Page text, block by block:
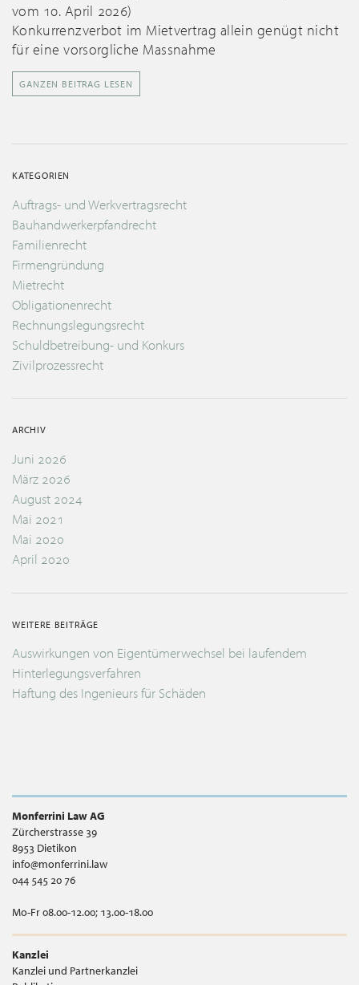
vom 10. April 2026)
Konkurrenzverbot im Mietvertrag allein genügt nicht
für eine vorsorgliche Massnahme
GANZEN BEITRAG LESEN
KATEGORIEN
Auftrags- und Werkvertragsrecht
Bauhandwerkerpfandrecht
Familienrecht
Firmengründung
Mietrecht
Obligationenrecht
Rechnungslegungsrecht
Schuldbetreibung- und Konkurs
Zivilprozessrecht
ARCHIV
Juni 2026
März 2026
August 2024
Mai 2021
Mai 2020
April 2020
WEITERE BEITRÄGE
Auswirkungen von Eigentümerwechsel bei laufendem
Hinterlegungsverfahren
Haftung des Ingenieurs für Schäden
Monferrini Law AG
Zürcherstrasse 39
8953 Dietikon
info@monferrini.law
044 545 20 76
Mo-Fr 08.00-12.00; 13.00-18.00
Kanzlei
Kanzlei und Partnerkanzlei